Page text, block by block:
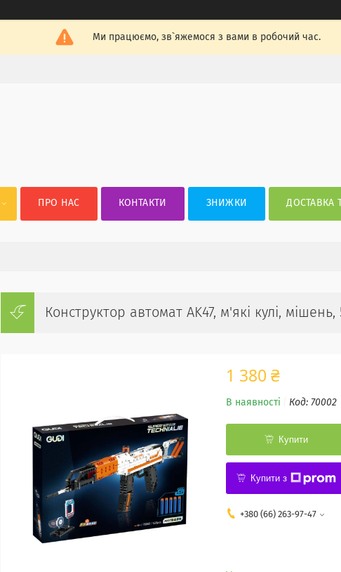
Ми працюємо, зв`яжемося з вами в робочий час.
ПРО НАС КОНТАКТИ ЗНИЖКИ ДОСТАВКА
Конструктор автомат AK47, м'які кулі,
1 380 ₴
В наявності Код: 70002
Купити
Купити з
+380 (66) 263-97-47